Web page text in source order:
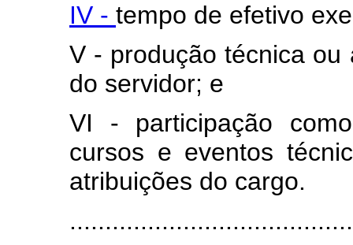
IV - tempo de efetivo
V - produção técnica
do servidor; e
VI - participação
cursos e eventos
atribuições do cargo.